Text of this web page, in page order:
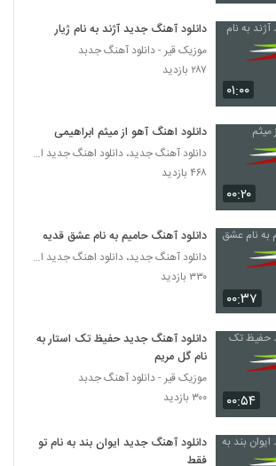
دانلود آهنگ اشک من هویدا شد (موج آتش)
از سعید صداقت
دانلود آهنگ جدید و زیبای پوریا سلیمانی با نام
موزیک زیبای حالا حالاها (رمیکس) از مرتضی
پاشایی
۳۷۷ بازدید
آهنگ فاتح نورایی بنام دلخورم ازت
موزیک زیبای یار شیرین (رمیکس) از مجتبی
دربیدی
۲,۸۶۸ بازدید
دانلود آهنگ ماه شب من از شهرام جعفری
۳۶۸ بازدید
دانلود آهنگ دل منو بردی از شهرام جمالی
۰۱:۰۰
دانلود آهنگ جدید آژند به نام ژیار
موزیک قیر - دانلود آهنگ جدبد
۲۸۷ بازدید
۰۰:۲۰
دانلود اهنگ آهو از میثم ابراهیمی
دانلود آهنگ جدید، دانلود اهنگ جدید ایرانی
۴۶۸ بازدید
۰۰:۳۷
دانلود آهنگ حامیم به نام عشق قدیمی
دانلود آهنگ جدید، دانلود اهنگ جدید ایرانی
۳۳۰ بازدید
۰۰:۵۴
دانلود آهنگ جدید حفیظ تک استار به
نام گل مریم
موزیک قیر - دانلود آهنگ جدبد
۳۰۰ بازدید
دانلود آهنگ جدید ایوان بند به نام تو
فقط